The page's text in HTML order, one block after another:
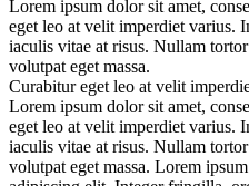
Lorem ipsum dolor sit amet,
eget leo at velit imperdiet varius.
iaculis vitae at risus. Nullam
volutpat eget massa.
Curabitur eget leo at velit
Lorem ipsum dolor sit amet,
eget leo at velit imperdiet varius.
iaculis vitae at risus. Nullam
volutpat eget massa. Lorem